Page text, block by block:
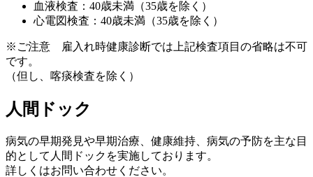
血液検査：40歳未満（35歳を除く）
心電図検査：40歳未満（35歳を除く）
※ご注意 雇入れ時健康診断では上記検査項目の省略は不可
です。
（但し、喀痰検査を除く）
人間ドック
病気の早期発見や早期治療、健康維持、病気の予防を主な目
的として人間ドックを実施しております。
詳しくはお問い合わせください。